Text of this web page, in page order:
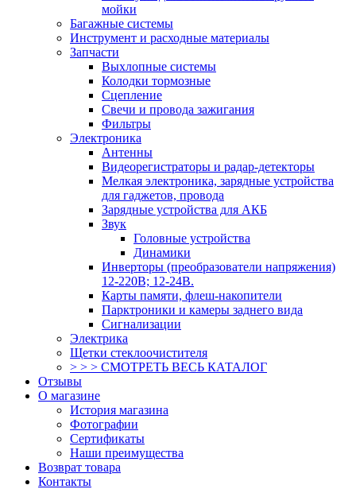
мойки
Багажные системы
Инструмент и расходные материалы
Запчасти
Выхлопные системы
Колодки тормозные
Сцепление
Свечи и провода зажигания
Фильтры
Электроника
Антенны
Видеорегистраторы и радар-детекторы
Мелкая электроника, зарядные устройства
для гаджетов, провода
Зарядные устройства для АКБ
Звук
Головные устройства
Динамики
Инверторы (преобразователи напряжения)
12-220В; 12-24В.
Карты памяти, флеш-накопители
Парктроники и камеры заднего вида
Сигнализации
Электрика
Щетки стеклоочистителя
> > > СМОТРЕТЬ ВЕСЬ КАТАЛОГ
Отзывы
О магазине
История магазина
Фотографии
Сертификаты
Наши преимущества
Возврат товара
Контакты